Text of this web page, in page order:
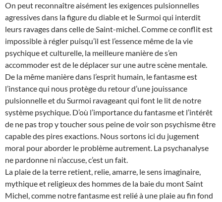
On peut reconnaître aisément les exigences pulsionnelles
agressives dans la figure du diable et le Surmoi qui interdit
leurs ravages dans celle de Saint-michel. Comme ce conflit est
impossible à régler puisqu’il est l’essence même de la vie
psychique et culturelle, la meilleure manière de s’en
accommoder est de le déplacer sur une autre scène mentale.
De la même manière dans l’esprit humain, le fantasme est
l’instance qui nous protège du retour d’une jouissance
pulsionnelle et du Surmoi ravageant qui font le lit de notre
système psychique. D’où l’importance du fantasme et l’intérêt
de ne pas trop y toucher sous peine de voir son psychisme être
capable des pires exactions. Nous sortons ici du jugement
moral pour aborder le problème autrement. La psychanalyse
ne pardonne ni n’accuse, c’est un fait.
La plaie de la terre retient, relie, amarre, le sens imaginaire,
mythique et religieux des hommes de la baie du mont Saint
Michel, comme notre fantasme est relié à une plaie au fin fond